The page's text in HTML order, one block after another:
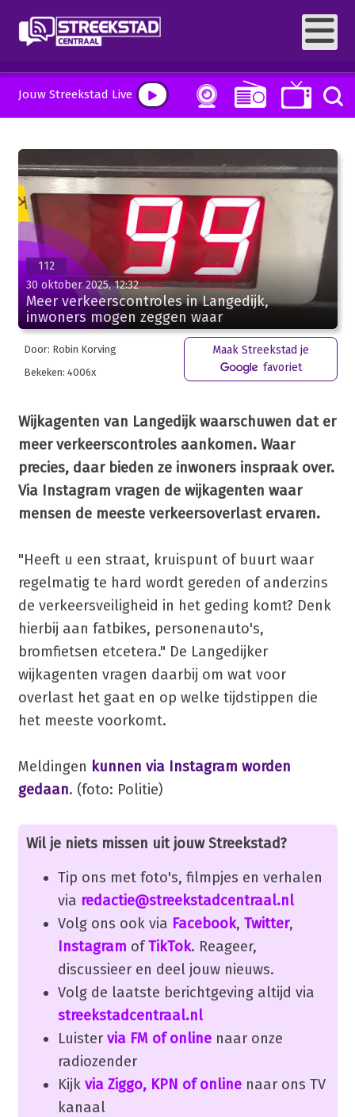
Jouw Streekstad Live
112
30 oktober 2025, 12:32
Meer verkeerscontroles in Langedijk,
inwoners mogen zeggen waar
Door: Robin Korving
Bekeken: 4006x
Maak Streekstad je
favoriet
Wijkagenten van Langedijk waarschuwen dat er
meer verkeerscontroles aankomen. Waar
precies, daar bieden ze inwoners inspraak over.
Via Instagram vragen de wijkagenten waar
mensen de meeste verkeersoverlast ervaren.
"Heeft u een straat, kruispunt of buurt waar
regelmatig te hard wordt gereden of anderzins
de verkeersveiligheid in het geding komt? Denk
hierbij aan fatbikes, personenauto's,
bromfietsen etcetera." De Langedijker
wijkagenten vragen daarbij om wat voor
overlast het gaat en op welke tijdstippen die
het meeste voorkomt.
Meldingen kunnen via Instagram worden
gedaan. (foto: Politie)
Wil je niets missen uit jouw Streekstad?
Tip ons met foto's, filmpjes en verhalen
via redactie@streekstadcentraal.nl
Volg ons ook via Facebook, Twitter,
Instagram ofTikTok. Reageer,
discussieer en deel jouw nieuws.
Volg de laatste berichtgeving altijd via
streekstadcentraal.nl
Luister via FM of onlinenaar onze
radiozender
Kijk via Ziggo, KPN of onlinenaar ons TV
kanaal